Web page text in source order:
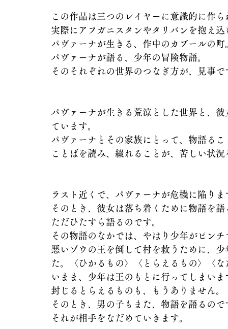
この作品は三つのレイヤーに意識的に作
実際にアフガニスタンやタリバンを抱え
パヴァーナが生きる、作中のカブールの町
パヴァーナが語る、少年の冒険物語。
そのそれぞれの世界のつなぎ方が、見事で
パヴァーナが生きる荒涼とした世界と、
ています。
パヴァーナとその家族にとって、物語る
ことばを読み、綴れることが、苦しい状
ラスト近くで、パヴァーナが危機に陥りま
そのとき、彼女は落ち着くために物語を
ただひたすら語るのです。
その物語のなかでは、やはり少年がピンチ
悪いゾウの王を倒して村を救うために、
た。〈ひかるもの〉〈とらえるもの〉〈
いまま、少年は王のもとに行ってしまい
封じるとらえるものも、もうありません。
そのとき、男の子もまた、物語を語るの
それが相手をなだめていきます。